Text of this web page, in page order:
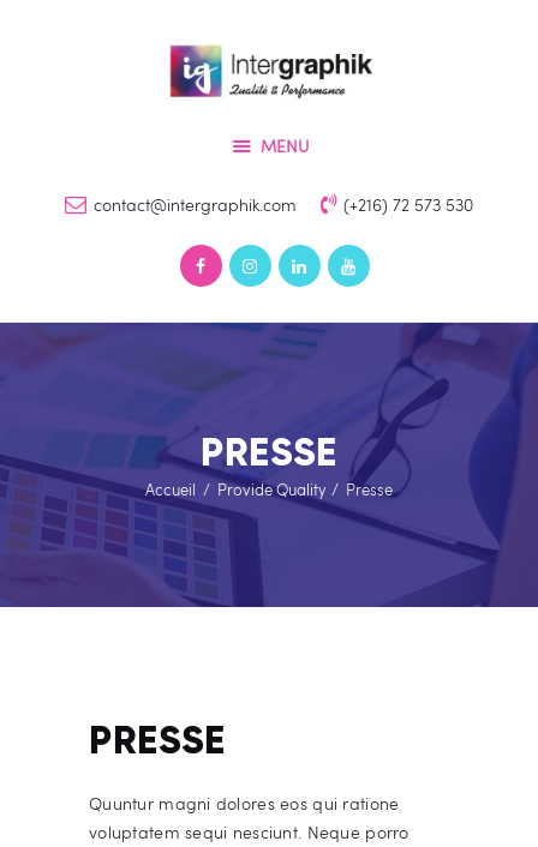
MENU
contact@intergraphik.com (+216) 72 573 530
PRESSE
Accueil Provide Quality Presse
INTERGRAPHIK
Services
Devis
Contact
PRESSE
Quuntur magni dolores eos qui ratione
voluptatem sequi nesciunt. Neque porro